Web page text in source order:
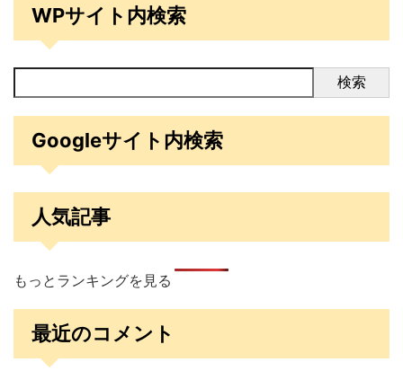
WPサイト内検索
検索
Googleサイト内検索
人気記事
もっとランキングを見る
最近のコメント